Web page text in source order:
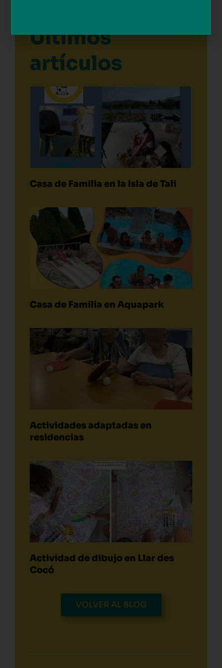
Últimos
artículos
Casa de Familia en la Isla de Tali
Casa de Familia en Aquapark
Actividades adaptadas en
residencias
Actividad de dibujo en Llar des
Cocó
VOLVER AL BLOG